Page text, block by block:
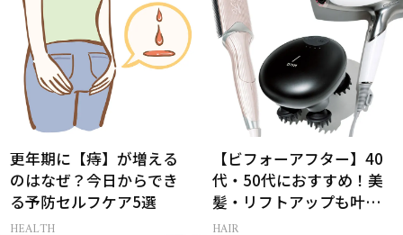
更年期に【痔】が増える
のはなぜ？今日からでき
る予防セルフケア5選
HEALTH
【ビフォーアフター】40
代・50代におすすめ！美
髪・リフトアップも叶う
最新ヘアケア家電3選
HAIR